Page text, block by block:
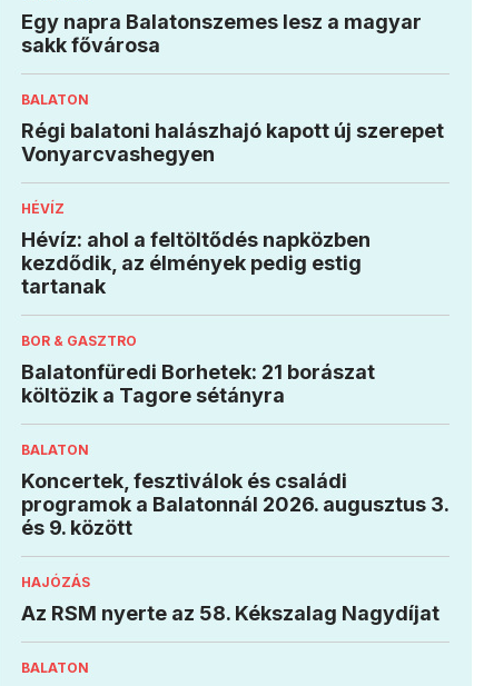
Egy napra Balatonszemes lesz a magyar
sakk fővárosa
BALATON
Régi balatoni halászhajó kapott új szerepet
Vonyarcvashegyen
HÉVÍZ
Hévíz: ahol a feltöltődés napközben
kezdődik, az élmények pedig estig
tartanak
BOR & GASZTRO
Balatonfüredi Borhetek: 21 borászat
költözik a Tagore sétányra
BALATON
Koncertek, fesztiválok és családi
programok a Balatonnál 2026. augusztus 3.
és 9. között
HAJÓZÁS
Az RSM nyerte az 58. Kékszalag Nagydíjat
BALATON